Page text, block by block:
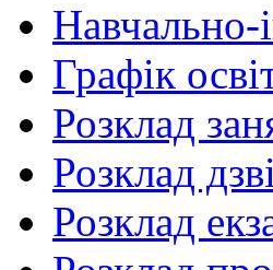
Навчально-
Графік
Розклад
Розклад
Розклад